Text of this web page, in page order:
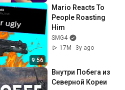
9:56
Mario Reacts To
People Roasting
Him
SMG4
17M
3y ago
Внутри Побега из
Северной Кореи